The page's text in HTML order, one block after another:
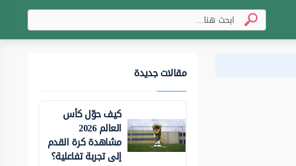
مقالات جديدة
كيف حوّل كأس
العالم 2026
مشاهدة كرة القدم
إلى تجربة تفاعلية؟